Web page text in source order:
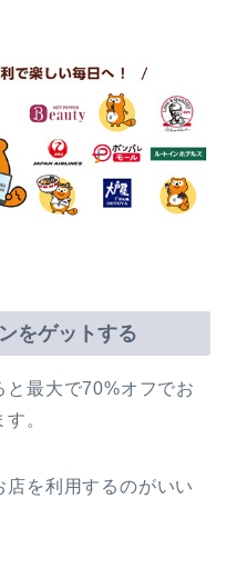
をゲットする
と最大で70%オフでお
。
を利用するのがいい